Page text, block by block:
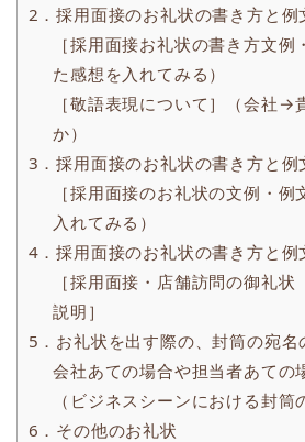
2．採用面接のお礼状の書き方と例
［採用面接お礼状の書き方文
た感想を入れてみる）
［敬語表現について］（会社
か）
3．採用面接のお礼状の書き方と例
［採用面接のお礼状の文例・
入れてみる）
4．採用面接のお礼状の書き方と例
［採用面接・店舗訪問の御礼
説明］
5．お礼状を出す際の、封筒の宛名
会社あての場合や担当者あての
（ビジネスシーンにおける封筒
6．その他のお礼状